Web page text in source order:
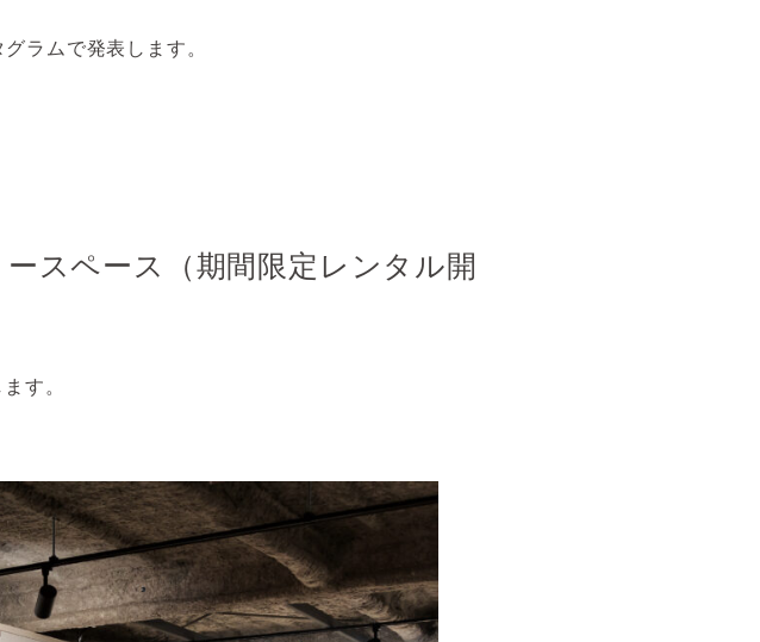
ラムで発表します。
スペース（期間限定レンタル開
す。